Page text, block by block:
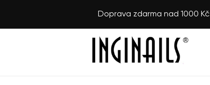
Doprava zdarma nad 1000 Kč